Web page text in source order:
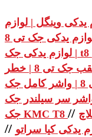
وینگل | لوازم
لوازم یدکی جک تی 8
جک KMC T8 //
//